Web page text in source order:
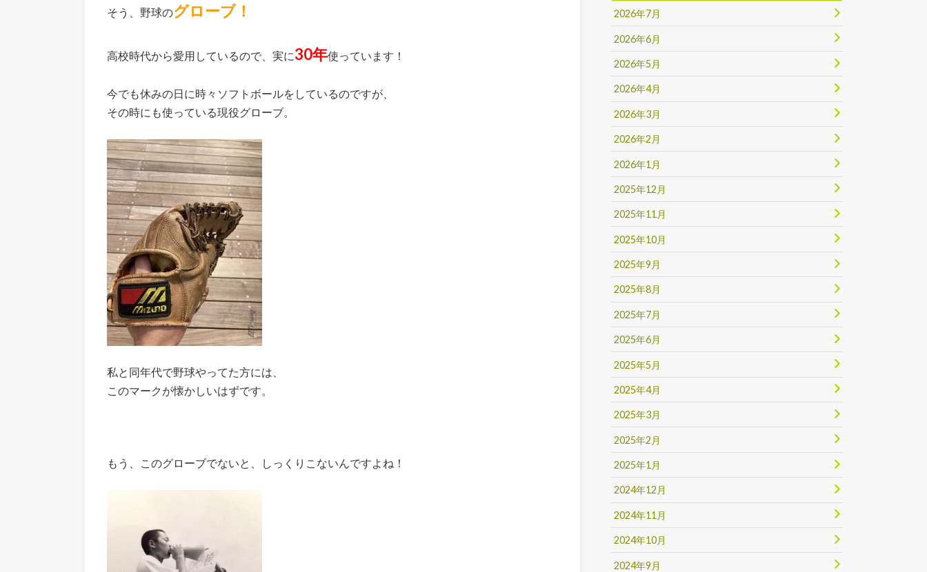
そう、野球のグローブ！
高校時代から愛用しているので、実に30年使っています！
今でも休みの日に時々ソフトボールをしているのですが、
その時にも使っている現役グローブ。
私と同年代で野球やってた方には、
このマークが懐かしいはずです。
もう、このグローブでないと、しっくりこないんですよね！
2026年7月
2026年6月
2026年5月
2026年4月
2026年3月
2026年2月
2026年1月
2025年12月
2025年11月
2025年10月
2025年9月
2025年8月
2025年7月
2025年6月
2025年5月
2025年4月
2025年3月
2025年2月
2025年1月
2024年12月
2024年11月
2024年10月
2024年9月